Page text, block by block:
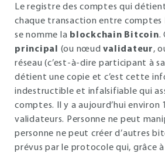
Le registre des comptes qui
chaque transaction entre comptes
se nomme la blockchain Bitcoin.
principal
(ou nœudvalidateur,
réseau (c’est-à-dire participant à
détient une copie et c’est cette
indestructible et infalsifiable qui
comptes. Il y a aujourd’hui environ
validateurs. Personne ne peut
personne ne peut créer d’autres
prévus par le protocole qui, grâce